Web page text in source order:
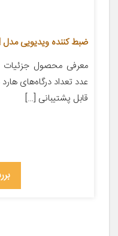
ضبط کننده ویدیویی مدل DVR 5216-N
قابل پشتیبانی […]